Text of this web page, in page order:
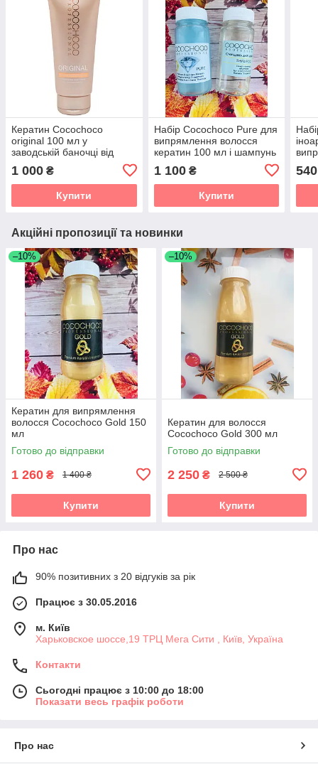
Кератин Cocochoco
original 100 мл у
заводській баночці від
1 000 ₴
Купити
Набір Cocochoco Pure для
випрямлення волосся
кератин 100 мл і шампунь
1 100₴
Купити
540
Акційні пропозиції та новинки
–10%
Кератин для випрямлення
волосся Cocochoco Gold 150
мл
Готово до відправки
1 260 ₴ 1 400 ₴
Купити
–10%
Кератин для волосся
Cocochoco Gold 300 мл
Готово до відправки
2 250 ₴ 2 500 ₴
Купити
Про нас
90% позитивних з 20 відгуків за рік
Працює з 30.05.2016
м. Київ
Харьковское шоссе,19 ТРЦ Мега Сити , Київ, Україна
Контакти
Сьогодні працює з 10:00 до 18:00
Показати весь графік роботи
Про нас